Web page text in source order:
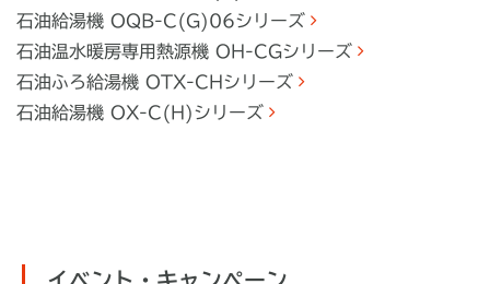
石油給湯機 OQB-C(G)06シリーズ
石油温水暖房専用熱源機 OH-CGシリーズ
石油ふろ給湯機 OTX-CHシリーズ
石油給湯機 OX-C(H)シリーズ
イベント・キャンペーン